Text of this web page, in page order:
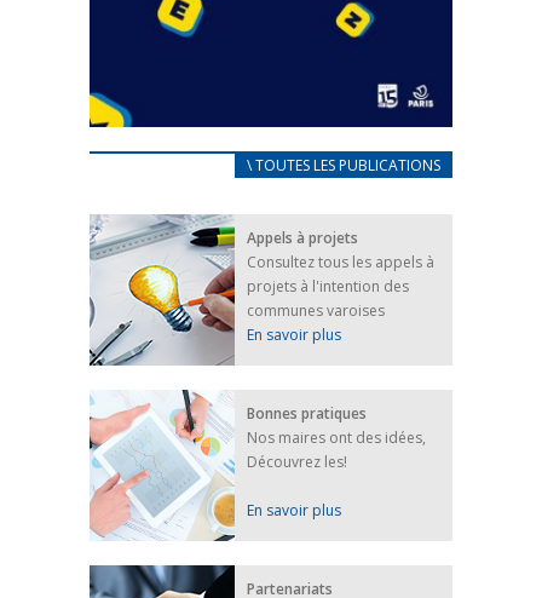
CARNET D’ACCUEIL
25 avril 2022
Afin d’accompagner au mieux les réfugiés
ukrainiens arrivés en France,...
FEUILLETER
\ TOUTES LES PUBLICATIONS
Appels à projets
Consultez tous les appels à
projets à l'intention des
communes varoises
En savoir plus
Bonnes pratiques
Nos maires ont des idées,
Découvrez les!
En savoir plus
Partenariats